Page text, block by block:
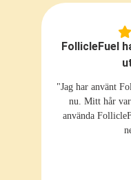
FollicleFuel
"Jag har använt
nu. Mitt hår
använda